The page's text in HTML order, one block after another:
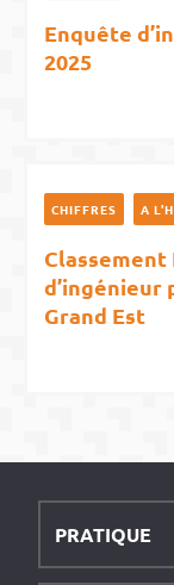
Enquête
2025
CHIFFRES A
Classement
d’ingénieur
Grand Est
PRATIQUE